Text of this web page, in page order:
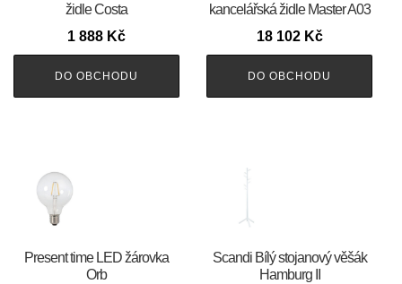
židle Costa
1 888 Kč
DO OBCHODU
kancelářská židle Master A03
18 102 Kč
DO OBCHODU
Present time LED žárovka
Orb
Scandi Bílý stojanový věšák
Hamburg II